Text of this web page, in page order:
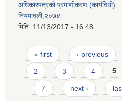
अधिकारपत्रको प्रमाणीकरण (कार्यविधी)
नियमावली,२०७४
मिति: 11/13/2017 - 16:48
Pages
« first ‹ previous
2 3 4 5
7 next ›